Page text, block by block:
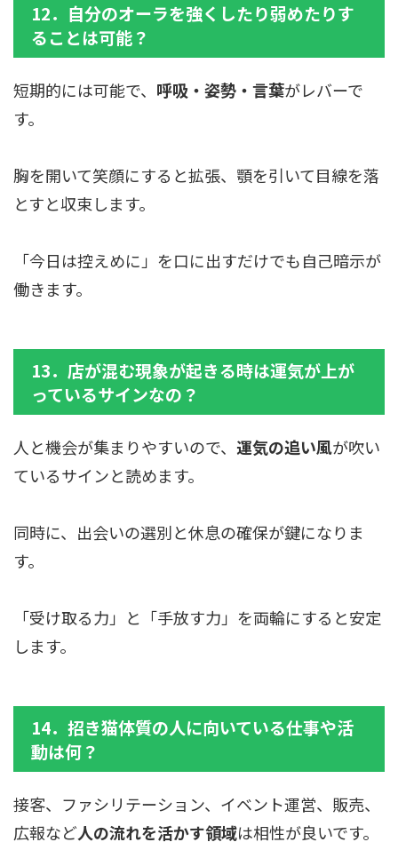
12．自分のオーラを強くしたり弱めたりす
ることは可能？
短期的には可能で、 呼吸・姿勢・言葉がレバーで
す。
胸を開いて笑顔にすると拡張、顎を引いて目線を落
とすと収束します。
「今日は控えめに」を口に出すだけでも自己暗示が
働きます。
13．店が混む現象が起きる時は運気が上が
っているサインなの？
人と機会が集まりやすいので、 運気の追い風が吹い
ているサインと読めます。
同時に、出会いの選別と休息の確保が鍵になりま
す。
「受け取る力」と「手放す力」を両輪にすると安定
します。
14．招き猫体質の人に向いている仕事や活
動は何？
接客、ファシリテーション、イベント運営、販売、
広報など人の流れを活かす領域は相性が良いです。